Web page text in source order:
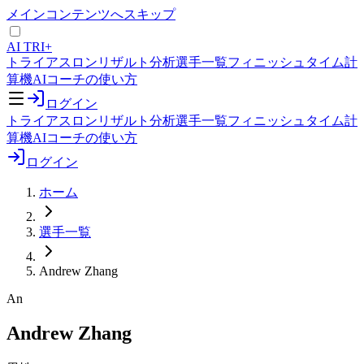
メインコンテンツへスキップ
AI TRI+
トライアスロンリザルト分析選手一覧フィニッシュタイム計
算機AIコーチの使い方
ログイン
トライアスロンリザルト分析選手一覧フィニッシュタイム計
算機AIコーチの使い方
ログイン
ホーム
選手一覧
Andrew Zhang
An
Andrew Zhang